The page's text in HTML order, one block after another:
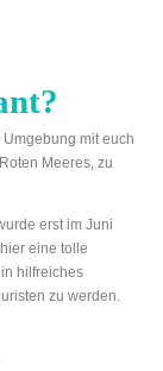
mit euch
Meeres, zu
erst im Juni
eine tolle
hilfreiches
zu werden.